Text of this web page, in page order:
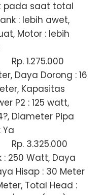
pada saat total
: lebih awet,
Motor : lebih
Rp. 1.275.000
Daya Dorong : 16
Kapasitas
P2 : 125 watt,
Diameter Pipa
Rp. 3.325.000
: 250 Watt, Daya
Hisap : 30 Meter
Total Head :